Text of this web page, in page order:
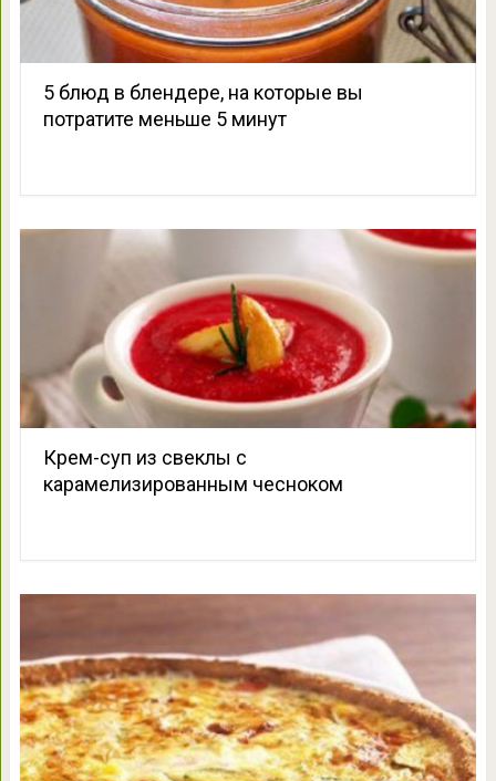
5 блюд в блендере, на которые вы
потратите меньше 5 минут
Крем-суп из свеклы с
карамелизированным чесноком